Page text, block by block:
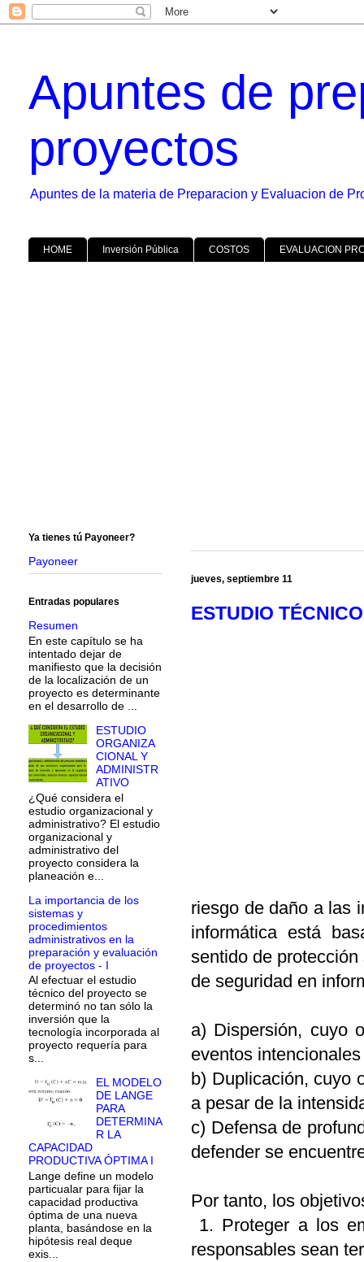
Apuntes de
proyectos
Apuntes de la materia de Preparacion y Evaluacion de
HOME Inversión Pública COSTOS EVALUACION
jueves, septiembre 11
ESTUDIO
riesgo de daño a las
informática está
sentido de
de seguridad en
a) Dispersión, cuyo
eventos
b) Duplicación, cuyo
a pesar de la
c) Defensa de
defender se
Por tanto, los
1. Proteger a los
responsables sean
Ya tienes tú Payoneer?
Payoneer
Entradas populares
Resumen
En este capítulo se ha
intentado dejar de
manifiesto que la decisión
de la localización de un
proyecto es determinante
en el desarrollo de ...
ESTUDIO
ORGANIZA
CIONAL Y
ADMINISTR
ATIVO
¿Qué considera el
estudio organizacional y
administrativo? El estudio
organizacional y
administrativo del
proyecto considera la
planeación e...
La importancia de los
sistemas y
procedimientos
administrativos en la
preparación y evaluación
de proyectos - I
Al efectuar el estudio
técnico del proyecto se
determinó no tan sólo la
inversión que la
tecnología incorporada al
proyecto requería para
s...
EL MODELO
DE LANGE
PARA
DETERMINA
R LA
CAPACIDAD
PRODUCTIVA ÓPTIMA I
Lange define un modelo
particualar para fijar la
capacidad productiva
óptima de una nueva
planta, basándose en la
hipótesis real deque
exis...